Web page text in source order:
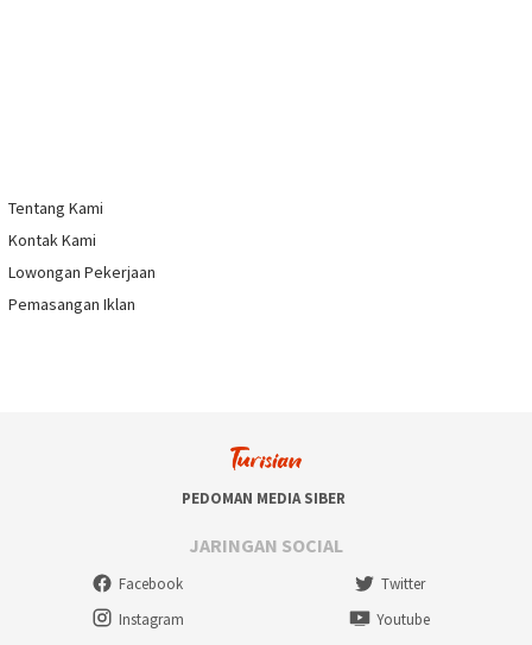
Tentang Kami
Kontak Kami
Lowongan Pekerjaan
Pemasangan Iklan
PEDOMAN MEDIA SIBER
JARINGAN SOCIAL
Facebook
Twitter
Instagram
Youtube